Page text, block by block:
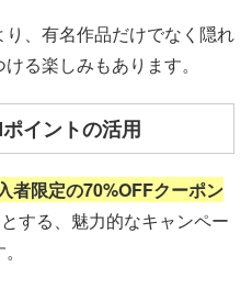
、有名作品だけでなく隠れ
る楽しみもあります。
イントの活用
者限定の70%OFFクーポン
する、魅力的なキャンペー